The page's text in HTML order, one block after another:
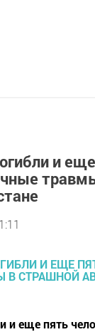
и
и еще пять